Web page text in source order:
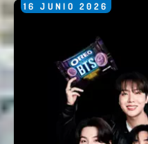
16 JUNIO 2026